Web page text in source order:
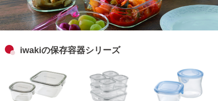
iwakiの保存容器シリーズ